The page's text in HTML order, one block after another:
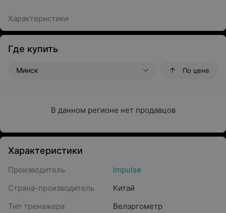
Характеристики
Где купить
Минск По цене
В данном регионе нет продавцов
Характеристики
Производитель
Impulse
Страна-производитель
Китай
Тип тренажера
Велэргометр